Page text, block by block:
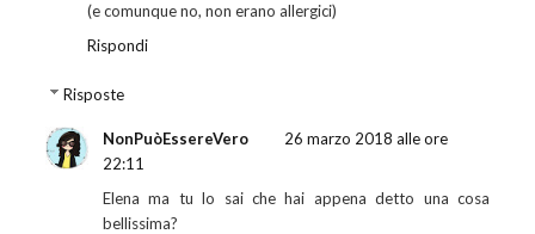
(e comunque no, non erano allergici)
Rispondi
Risposte
NonPuòEssereVero
26 marzo 2018 alle ore
22:11
Elena ma tu lo sai che hai appena detto una cosa
bellissima?